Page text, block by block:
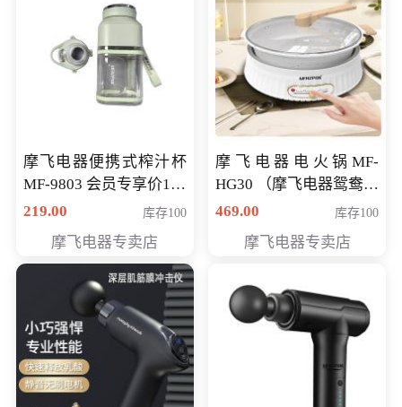
摩飞电器便携式榨汁杯
MF-9803 会员专享价138
元
219.00 库存100
摩飞电器专卖店
摩飞电器电火锅MF-
HG30 （摩飞电器鸳鸯锅
MF-HG30 ） 会员专享价
469.00 库存100
摩飞电器专卖店